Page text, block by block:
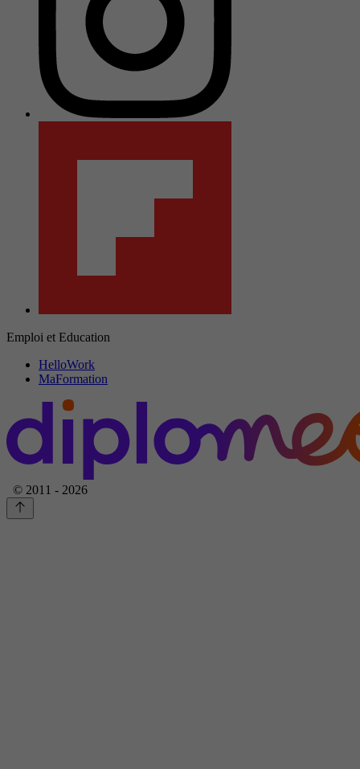
Emploi et Education
HelloWork
MaFormation
© 2011 - 2026